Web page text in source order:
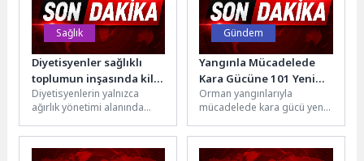
Sağlık
Diyetisyenler sağlıklı
toplumun inşasında kilit
rol üstleniyor
Diyetisyenlerin yalnızca
ağırlık yönetimi alanında
önlenmesi ve tedavisinde de
önemli sorumluluklar
Gündem
Yangınla Mücadelede
Kara Gücüne 101 Yeni
Araç Eklendi
Orman yangınlarıyla
mücadelede kara gücü yeni
Orman Bakanlığı Orman
Genel Müdürlüğü...